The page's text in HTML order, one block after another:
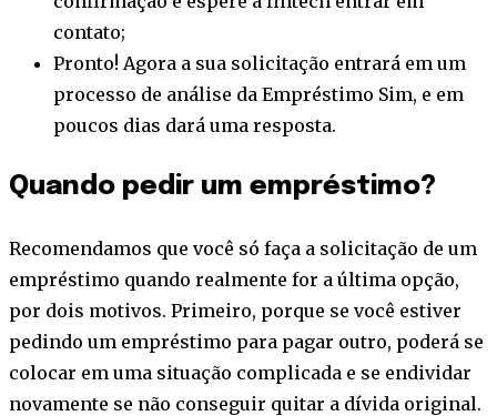
contato;
Pronto! Agora a sua solicitação entrará em um
processo de análise da Empréstimo Sim, e em
poucos dias dará uma resposta.
Quando pedir um empréstimo?
Recomendamos que você só faça a solicitação de um
empréstimo quando realmente for a última opção,
por dois motivos. Primeiro, porque se você estiver
pedindo um empréstimo para pagar outro, poderá se
colocar em uma situação complicada e se endividar
novamente se não conseguir quitar a dívida original.